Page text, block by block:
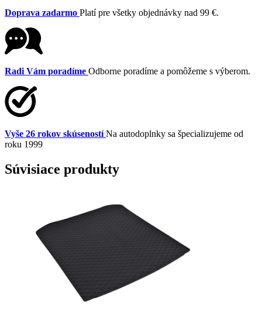
Doprava zadarmo Platí pre všetky objednávky nad 99 €.
Radi Vám poradíme Odborne poradíme a pomôžeme s výberom.
Vyše 26 rokov skúseností Na autodoplnky sa špecializujeme od
roku 1999
Súvisiace produkty